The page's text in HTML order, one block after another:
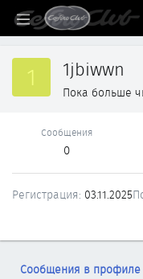
1 1jbiwwn
Пока больше
Сообщения
0
Регистрация 03.11.2025
Сообщения в профиле